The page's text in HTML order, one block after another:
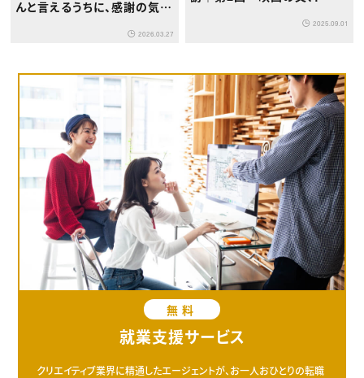
んと言えるうちに、感謝の気持
2026.03.27
2025.09.01
無料
就業支援サービス
クリエイティブ業界に精通したエージェントが、お一人おひとりの転職